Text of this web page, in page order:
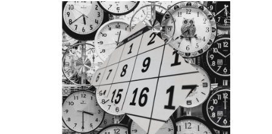
Nous joindre
Nos services
Actualités
Ambassadeurs
Boutique
Espace médias